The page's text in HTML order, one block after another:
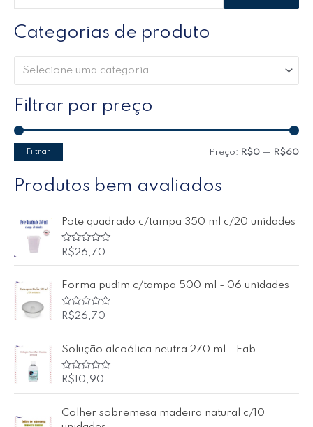
Categorias de produto
Selecione uma categoria
Filtrar por preço
Filtrar Preço: R$0 — R$60
Produtos bem avaliados
Pote quadrado c/tampa 350 ml c/20 unidades
A
a
i
a
ç
ã
0
e
5
R$26,70
Forma pudim c/tampa 500 ml - 06 unidades
A
i
a
ç
ã
0
e
5
R$26,70
Solução alcoólica neutra 270 ml - Fab
A
a
i
a
R$10,90
Colher sobremesa madeira natural c/10